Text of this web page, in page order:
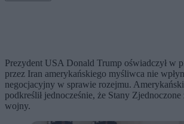
Prezydent USA Donald Trump oświadczył w
przez Iran amerykańskiego myśliwca nie
negocjacyjny w sprawie rozejmu.
podkreślił jednocześnie, że Stany
wojny.